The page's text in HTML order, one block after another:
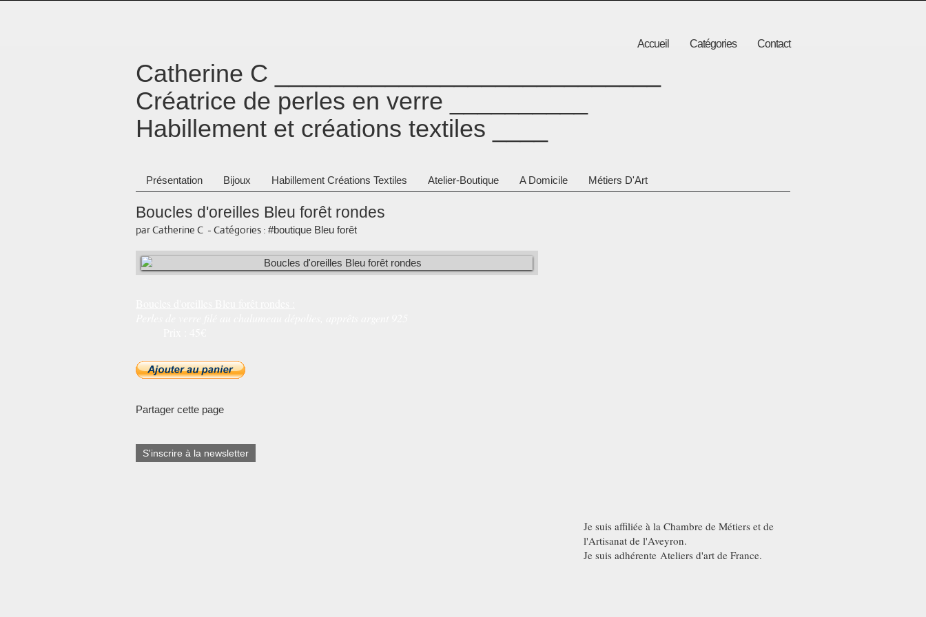
Accueil Catégories Contact
Catherine C ____________________________
Créatrice de perles en verre __________
Habillement et créations textiles ____
Présentation Bijoux Habillement Créations Textiles Atelier-Boutique A Domicile Métiers D'Art
Boucles d'oreilles Bleu forêt rondes
par Catherine C - Catégories : #boutique Bleu forêt
Partager cette page
S'inscrire à la newsletter
Je suis affiliée à la Chambre de Métiers et de
l'Artisanat de l'Aveyron.
Je suis adhérente Ateliers d'art de France.